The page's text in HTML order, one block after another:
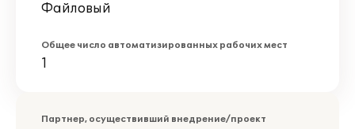
Файловый
Общее число автоматизированных рабочих мест
1
Партнер, осуществивший внедрение/проект